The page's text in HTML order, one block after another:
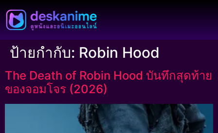
ป้ายกำกับ: Robin Hood
The Death of Robin Hood บันทึกสุดท้าย
ของจอมโจร (2026)